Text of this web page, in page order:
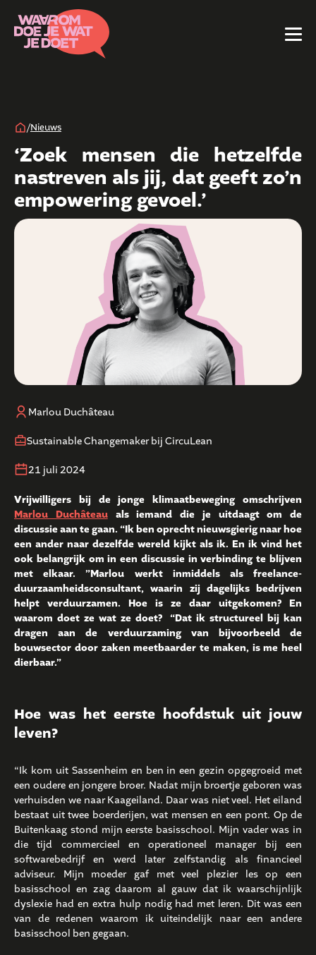
/Nieuws
‘Zoek mensen die hetzelfde
nastreven als jij, dat geeft zo’n
empowering gevoel.’
Marlou Duchâteau
Sustainable Changemaker bij CircuLean
21 juli 2024
Vrijwilligers bij de jonge klimaatbeweging omschrijven
Marlou Duchâteauals iemand die je uitdaagt om de
discussie aan te gaan. “Ik ben oprecht nieuwsgierig naar hoe
een ander naar dezelfde wereld kijkt als ik. En ik vind het
ook belangrijk om in een discussie in verbinding te blijven
met elkaar. ”Marlou werkt inmiddels als freelance-
duurzaamheidsconsultant, waarin zij dagelijks bedrijven
helpt verduurzamen. Hoe is ze daar uitgekomen? En
waarom doet ze wat ze doet? “Dat ik structureel bij kan
dragen aan de verduurzaming van bijvoorbeeld de
bouwsector door zaken meetbaarder te maken, is me heel
dierbaar.”
Hoe was het eerste hoofdstuk uit jouw
leven?
“Ik kom uit Sassenheim en ben in een gezin opgegroeid met
een oudere en jongere broer. Nadat mijn broertje geboren was
verhuisden we naar Kaageiland. Daar was niet veel. Het eiland
bestaat uit twee boerderijen, wat mensen en een pont. Op de
Buitenkaag stond mijn eerste basisschool. Mijn vader was in
die tijd commercieel en operationeel manager bij een
softwarebedrijf en werd later zelfstandig als financieel
adviseur. Mijn moeder gaf met veel plezier les op een
basisschool en zag daarom al gauw dat ik waarschijnlijk
dyslexie had en extra hulp nodig had met leren. Dit was een
van de redenen waarom ik uiteindelijk naar een andere
basisschool ben gegaan.